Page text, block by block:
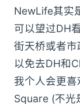
NewLife其实
可以望过DH
街天桥或者
以免去DH和
我个人会更
Square (不光